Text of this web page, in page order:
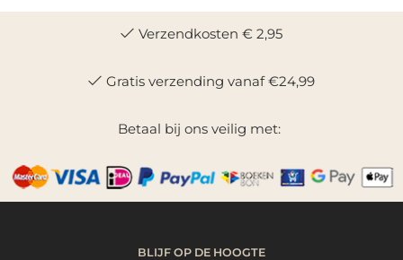
Verzendkosten € 2,95
Gratis verzending vanaf €24,99
Betaal bij ons veilig met:
BLIJF OP DE HOOGTE